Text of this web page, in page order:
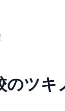
のツキ